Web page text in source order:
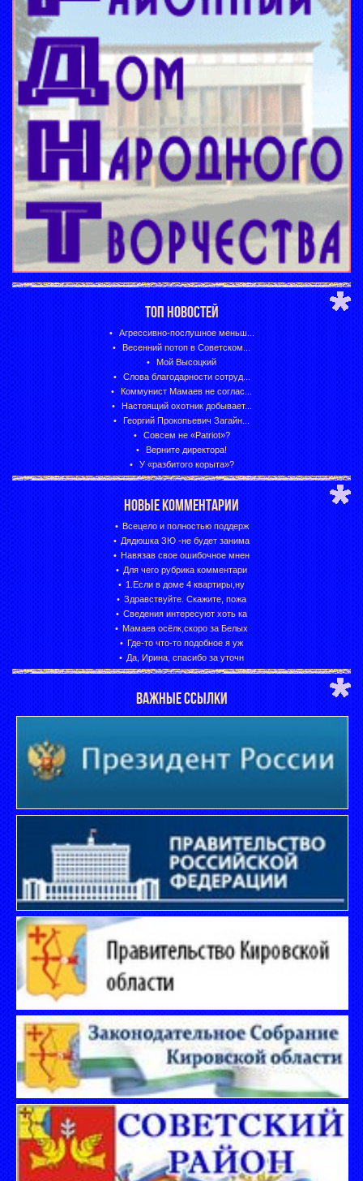
ТОП НОВОСТЕЙ
Агрессивно-послушное меньш...
Весенний потоп в Советском...
Мой Высоцкий
Слова благодарности сотруд...
Коммунист Мамаев не соглас...
Настоящий охотник добывает...
Георгий Прокопьевич Загайн...
Совсем не «Patriot»?
Верните директора!
У «разбитого корыта»?
НОВЫЕ КОММЕНТАРИИ
Всецело и полностью поддерж
Дядюшка ЗЮ -не будет занима
Навязав свое ошибочное мнен
Для чего рубрика комментари
1.Если в доме 4 квартиры,ну
Здравствуйте. Скажите, пожа
Сведения интересуют хоть ка
Мамаев осёлк,скоро за Белых
Где-то что-то подобное я уж
Да, Ирина, спасибо за уточн
ВАЖНЫЕ ССЫЛКИ